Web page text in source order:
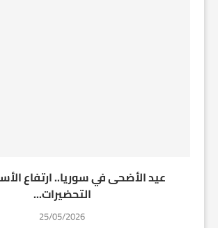
عيد الأضحى في سوريا.. ارتفاع
التحضيرات...
25/05/2026